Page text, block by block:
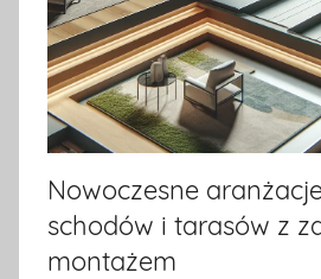
Nowoczesne
schodów i tarasów z
montażem